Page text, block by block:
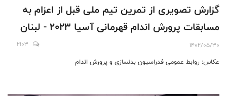
گزارش تصویری از تمرين تیم ملی قبل از اعزام به
مسابقات پرورش اندام قهرمانی آسیا ۲۰۲۳ - لبنان
1402/05/30
2103
عکاس: روابط عمومی فدراسیون بدنسازی و پرورش اندام